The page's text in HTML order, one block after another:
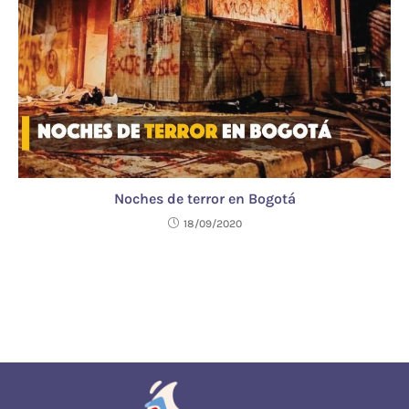
Noches de terror en Bogotá
18/09/2020